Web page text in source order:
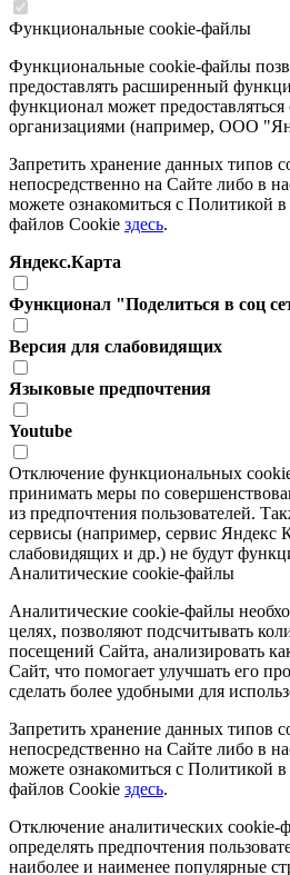
Функциональные cookie-файлы
Функциональные cookie-файлы
предоставлять расширенный
функционал может
организациями (например, ООО
Запретить хранение данных типов
непосредственно на Сайте либо в
можете ознакомиться с Политикой
файлов Cookie здесь.
Яндекс.Карта
Функционал "Поделиться в соц
Версия для слабовидящих
Языковые предпочтения
Youtube
Отключение функциональных
принимать меры по
из предпочтения пользователей.
сервисы (например, сервис Яндекс
слабовидящих и др.) не будут
Аналитические cookie-файлы
Аналитические cookie-файлы
целях, позволяют подсчитывать
посещений Сайта, анализировать
Сайт, что помогает улучшать его
сделать более удобными для
Запретить хранение данных типов
непосредственно на Сайте либо в
можете ознакомиться с Политикой
файлов Cookie здесь.
Отключение аналитических cookie-
определять предпочтения
наиболее и наименее популярные